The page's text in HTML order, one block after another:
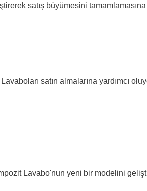
satış büyümesini
satın almalarına yardımcı
Lavabo'nun yeni bir modelini